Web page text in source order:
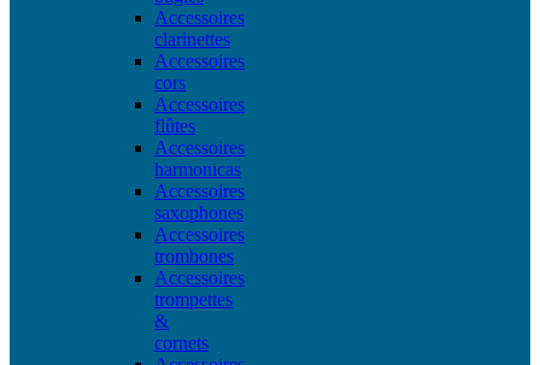
Accessoires
clarinettes
Accessoires
cors
Accessoires
flûtes
Accessoires
harmonicas
Accessoires
saxophones
Accessoires
trombones
Accessoires
trompettes
&
cornets